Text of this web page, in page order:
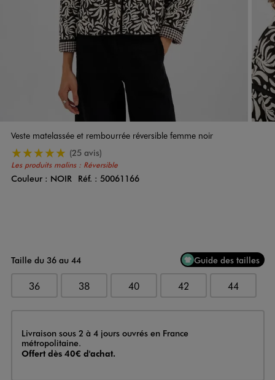
Veste matelassée et rembourrée réversible femme noir
Les produits malins : Réversible
5/5 de moyenne(25 avis)
Couleur
Couleur : NOIR Réf. : 50061166
Taille du 36 au 44 Guide des tailles
36 38 40 42 44
Livraison
Livraison sous 2 à 4 jours ouvrés en France
métropolitaine.
Offert dès 40€ d'achat.